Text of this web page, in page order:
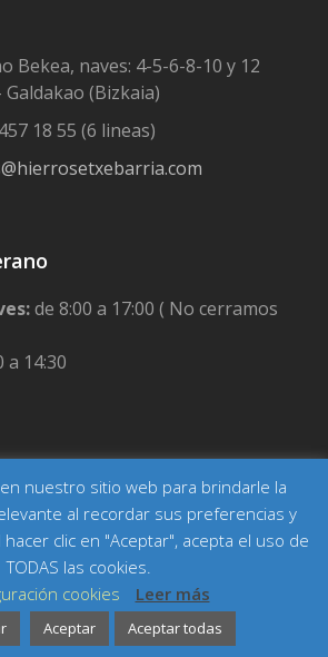
Bekea, naves: 4-5-6-8-10 y 12
Galdakao (Bizkaia)
18 55 (6 lineas)
de 8:00 a 17:00 ( No cerramos
a 14:30
Hierros Etxebarria
Aviso legalPolítica de privacidad
Condiciones generales de venta
nuestro sitio web para brindarle la
al recordar sus preferencias y
clic en "Aceptar", acepta el uso de
TODAS las cookies.
cookies
Leer más
Aceptar Aceptar todas